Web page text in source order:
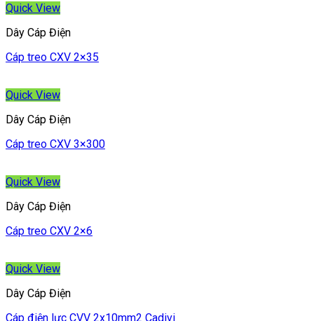
Quick View
Dây Cáp Điện
Cáp treo CXV 2×35
Quick View
Dây Cáp Điện
Cáp treo CXV 3×300
Quick View
Dây Cáp Điện
Cáp treo CXV 2×6
Quick View
Dây Cáp Điện
Cáp điện lực CVV 2x10mm2 Cadivi